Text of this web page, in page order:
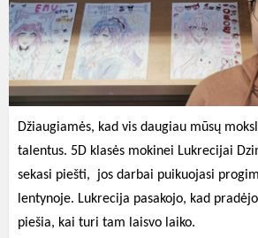
Džiaugiamės, kad vis daugiau mūsų
talentus. 5D klasės mokinei Lukrecijai
sekasi piešti, jos darbai puikuojasi
lentynoje. Lukrecija pasakojo, kad
piešia, kai turi tam laisvo laiko.